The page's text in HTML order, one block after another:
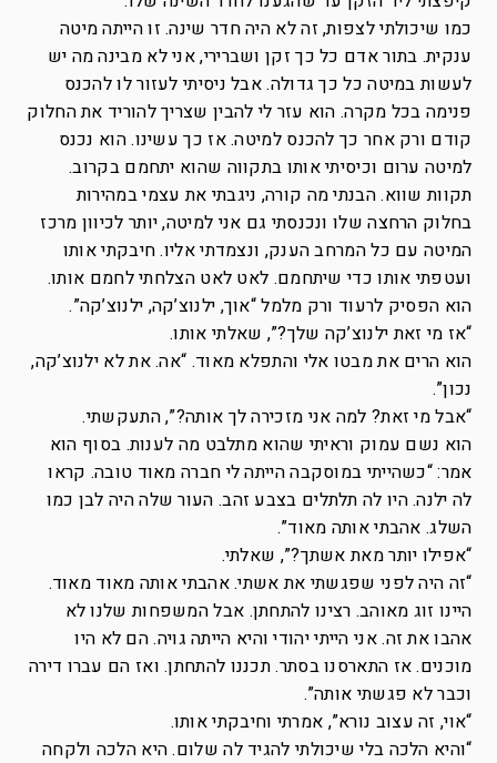
כמו שיכולתי לצפות, זה לא היה חדר שינה. זו הייתה מיטה
ענקית. בתור אדם כל כך זקן ושברירי, אני לא מבינה מה יש
לעשות במיטה כל כך גדולה. אבל ניסיתי לעזור לו להכנס
פנימה בכל מקרה. הוא עזר לי להבין שצריך להוריד את החלוק
קודם ורק אחר כך להכנס למיטה. אז כך עשינו. הוא נכנס
למיטה ערום וכיסיתי אותו בתקווה שהוא יתחמם בקרוב.
תקוות שווא. הבנתי מה קורה, ניגבתי את עצמי במהירות
בחלוק הרחצה שלו ונכנסתי גם אני למיטה, יותר לכיוון מרכז
המיטה עם כל המרחב הענק, ונצמדתי אליו. חיבקתי אותו
ועטפתי אותו כדי שיתחמם. לאט לאט הצלחתי לחמם אותו.
הוא הפסיק לרעוד ורק מלמל “אוך, ילנוצ’קה, ילנוצ’קה”.
“אז מי זאת ילנוצ’קה שלך?”, שאלתי אותו.
הוא הרים את מבטו אלי והתפלא מאוד. “אה. את לא ילנוצ’קה,
נכון”.
“אבל מי זאת? למה אני מזכירה לך אותה?”, התעקשתי.
הוא נשם עמוק וראיתי שהוא מתלבט מה לענות. בסוף הוא
אמר: “כשהייתי במוסקבה הייתה לי חברה מאוד טובה. קראו
לה ילנה. היו לה תלתלים בצבע זהב. העור שלה היה לבן כמו
השלג. אהבתי אותה מאוד”.
“אפילו יותר מאת אשתך?”, שאלתי.
“זה היה לפני שפגשתי את אשתי. אהבתי אותה מאוד מאוד.
היינו זוג מאוהב. רצינו להתחתן. אבל המשפחות שלנו לא
אהבו את זה. אני הייתי יהודי והיא הייתה גויה. הם לא היו
מוכנים. אז התארסנו בסתר. תכננו להתחתן. ואז הם עברו דירה
וכבר לא פגשתי אותה”.
“אוי, זה עצוב נורא”, אמרתי וחיבקתי אותו.
“והיא הלכה בלי שיכולתי להגיד לה שלום. היא הלכה ולקחה